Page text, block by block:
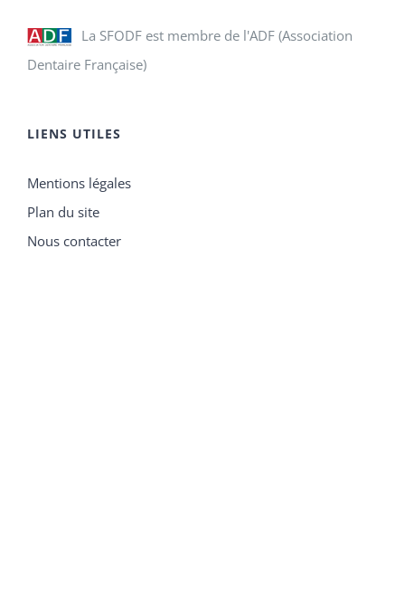
La SFODF est membre de l'ADF (Association
Dentaire Française)
LIENS UTILES
Mentions légales
Plan du site
Nous contacter